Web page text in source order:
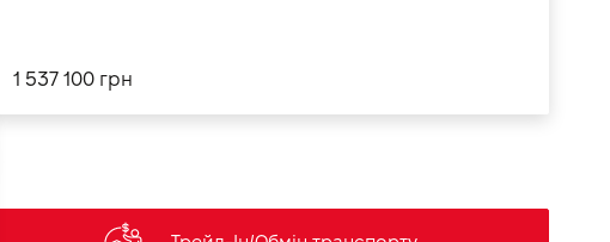
1 537 100 грн